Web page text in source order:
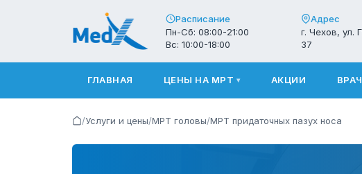
Расписание
Пн-Сб: 08:00-21:00
Вс: 10:00-18:00
Адрес
г. Чехов, ул.
37
ГЛАВНАЯ ЦЕНЫ НА МРТ ▾ АКЦИИ
/Услуги и цены/МРТ головы/МРТ придаточных пазух носа